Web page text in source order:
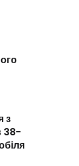
з
38-